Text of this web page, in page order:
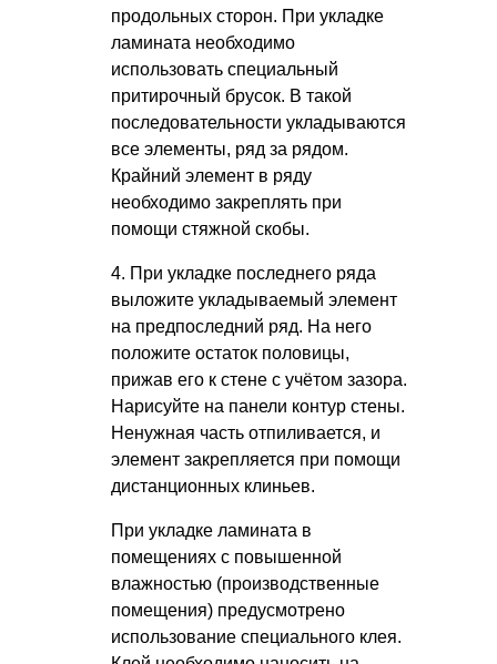
продольных сторон. При укладке
ламината необходимо
использовать специальный
притирочный брусок. В такой
последовательности укладываются
все элементы, ряд за рядом.
Крайний элемент в ряду
необходимо закреплять при
помощи стяжной скобы.
4. При укладке последнего ряда
выложите укладываемый элемент
на предпоследний ряд. На него
положите остаток половицы,
прижав его к стене с учётом зазора.
Нарисуйте на панели контур стены.
Ненужная часть отпиливается, и
элемент закрепляется при помощи
дистанционных клиньев.
При укладке ламината в
помещениях с повышенной
влажностью (производственные
помещения) предусмотрено
использование специального клея.